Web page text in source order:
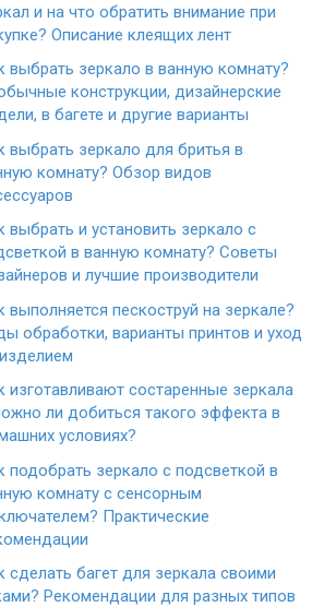
и на что обратить внимание при
Описание клеящих лент
выбрать зеркало в ванную комнату?
конструкции, дизайнерские
в багете и другие варианты
выбрать зеркало для бритья в
комнату? Обзор видов
выбрать и установить зеркало с
в ванную комнату? Советы
и лучшие производители
выполняется пескоструй на зеркале?
обработки, варианты принтов и уход
изготавливают состаренные зеркала
ли добиться такого эффекта в
условиях?
подобрать зеркало с подсветкой в
комнату с сенсорным
Практические
сделать багет для зеркала своими
Рекомендации для разных типов